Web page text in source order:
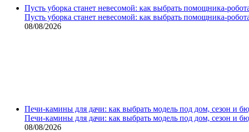
Пусть уборка станет невесомой: как выбрать
Пусть уборка станет невесомой: как выбрать
08/08/2026
Печи-камины для дачи: как выбрать модель под дом, сезон и
Печи-камины для дачи: как выбрать модель под дом, сезон и
08/08/2026